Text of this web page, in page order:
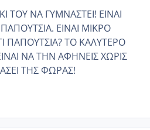
ΤΟΥ ΝΑ ΓΥΜΝΑΣΤΕΙ! ΕΙΝΑΙ
ΕΙΝΑΙ ΜΙΚΡΟ
ΠΑΠΟΥΤΣΙΑ? ΤΟ ΚΑΛΥΤΕΡΟ
ΝΑ ΤΗΝ ΑΦΗΝΕΙΣ ΧΩΡΙΣ
ΤΗΣ ΦΩΡΑΣ!